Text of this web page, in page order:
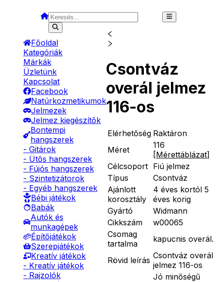
Főoldal
Kategóriák
Márkák
Üzletünk
Kapcsolat
Facebook
Natúrkozmetikumok
Jelmezek
Jelmez kiegészítők
Bontempi
hangszerek
- Gitárok
- Ütős hangszerek
- Fújós hangszerek
- Szintetizátorok
- Egyéb hangszerek
Bébi játékok
Babák
Autók és
munkagépek
Építőjátékok
Szerepjátékok
Kreatív játékok
- Kreatív játékok
- Rajzolók
Csontváz
overál jelmez
116-os
Elérhetőség Raktáron
Méret
116
[Mérettáblázat]
Célcsoport Fiú jelmez
Típus
Csontváz
Ajánlott
korosztály
4 éves kortól 5
éves korig
Gyártó
Widmann
Cikkszám
w00065
Csomag
tartalma
kapucnis overál.
Rövid leírás Csontváz overál
jelmez 116-os
Jó minőségű